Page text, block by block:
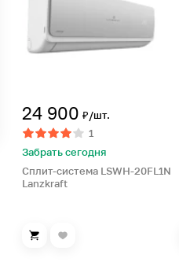
24 900 ₽/шт.
1
Забрать сегодня
Сплит-система LSWH-20FL1N
Lanzkraft